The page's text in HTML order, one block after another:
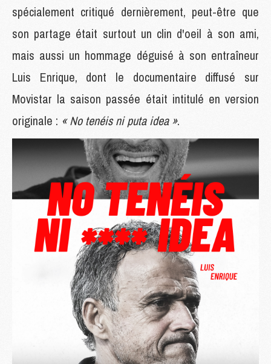
spécialement critiqué dernièrement, peut-être que
son partage était surtout un clin d'oeil à son ami,
mais aussi un hommage déguisé à son entraîneur
Luis Enrique, dont le documentaire diffusé sur
Movistar la saison passée était intitulé en version
originale : « No tenéis ni puta idea ».